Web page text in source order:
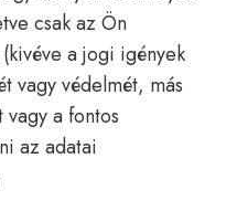
csak az Ön
a jogi igények
vagy védelmét, más
a fontos
az adatai